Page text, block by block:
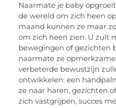
Naarmate je baby
de wereld om zich heen
maand kunnen ze maar
om zich heen zien. U zult
bewegingen of gezichten
naarmate ze
verbeterde bewustzijn
ontwikkelen: een
ze naar haren, gezichten
zich vastgrijpen, succes